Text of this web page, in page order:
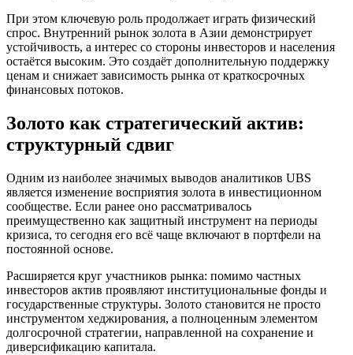
При этом ключевую роль продолжает играть физический
спрос. Внутренний рынок золота в Азии демонстрирует
устойчивость, а интерес со стороны инвесторов и населения
остаётся высоким. Это создаёт дополнительную поддержку
ценам и снижает зависимость рынка от краткосрочных
финансовых потоков.
Золото как стратегический актив:
структурный сдвиг
Одним из наиболее значимых выводов аналитиков UBS
является изменение восприятия золота в инвестиционном
сообществе. Если ранее оно рассматривалось
преимущественно как защитный инструмент на периоды
кризиса, то сегодня его всё чаще включают в портфели на
постоянной основе.
Расширяется круг участников рынка: помимо частных
инвесторов актив проявляют институциональные фонды и
государственные структуры. Золото становится не просто
инструментом хеджирования, а полноценным элементом
долгосрочной стратегии, направленной на сохранение и
диверсификацию капитала.